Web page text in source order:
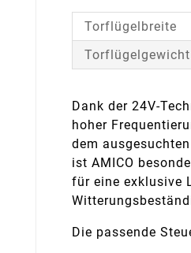
Torflügelbreite
Torflügelgewicht
Dank der 24V-
hoher
dem
ist AMICO
für eine exklusive
Die passende